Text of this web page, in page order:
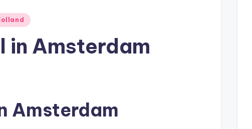
in Amsterdam
Amsterdam